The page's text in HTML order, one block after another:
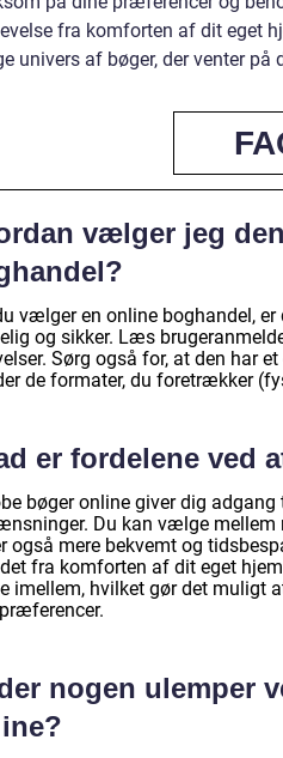
fra komforten af dit eget
univers af bøger, der venter på
vælger jeg
vælger en online boghandel,
og sikker. Læs
Sørg også for, at den har
de formater, du foretrækker
er fordelene ved
bøger online giver dig
Du kan vælge mellem
også mere bekvemt og
fra komforten af dit eget
imellem, hvilket gør det muligt
nogen ulemper